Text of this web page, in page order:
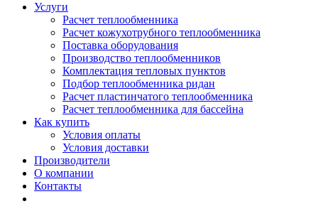
Услуги
Расчет теплообменника
Расчет кожухотрубного теплообменника
Поставка оборудования
Производство теплообменников
Комплектация тепловых пунктов
Подбор теплообменника ридан
Расчет пластинчатого теплообменника
Расчет теплообменника для бассейна
Как купить
Условия оплаты
Условия доставки
Производители
О компании
Контакты